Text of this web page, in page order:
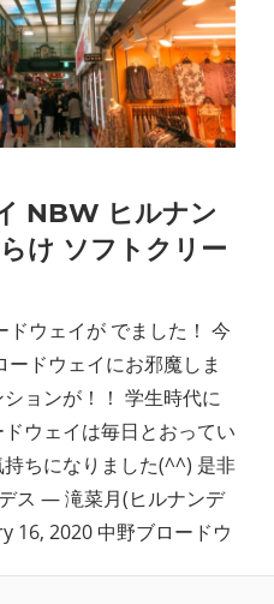
NBW ヒルナン
け ソフトクリー
ドウェイが でました！ 今
ドウェイにお邪魔しま
ョンが！！ 学生時代に
ウェイは毎日とおってい
ちになりました(^^) 是非
ス — 滝菜月(ヒルナンデ
16, 2020 中野ブロードウ